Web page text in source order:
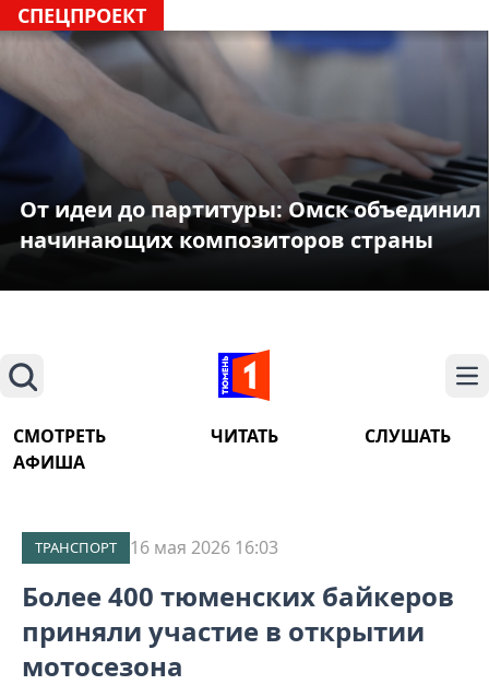
СПЕЦПРОЕКТ
От идеи до партитуры: Омск объединил
начинающих композиторов страны
Поиск
СМОТРЕТЬ ЧИТАТЬ
СЛУШАТЬ
АФИША
ТРАНСПОРТ 16 мая 2026 16:03
Более 400 тюменских байкеров
приняли участие в открытии
мотосезона